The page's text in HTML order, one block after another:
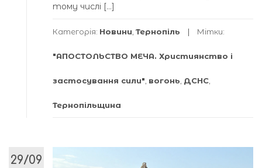
тому числі […]
Категорія: Новини Тернопіль Мітки:
"АПОСТОЛЬСТВО МЕЧА. Християнство і
застосування сили" вогонь ДСНС
Тернопільщина
29/09